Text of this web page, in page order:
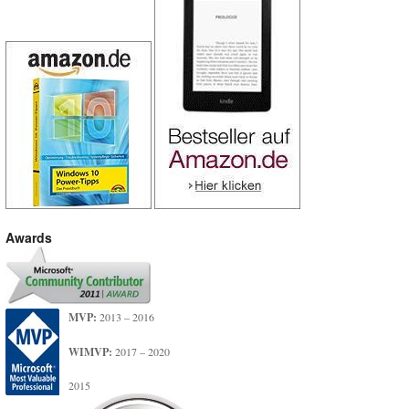
Awards
MVP: 2013 – 2016
WIMVP: 2017 – 2020
2015